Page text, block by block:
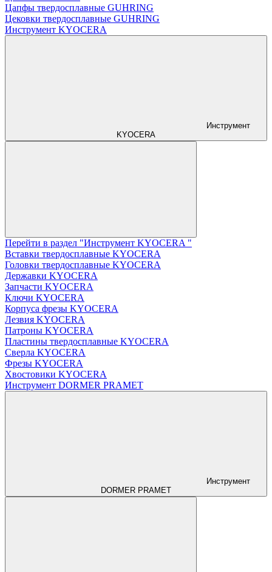
Цапфы твердосплавные GUHRING
Цековки твердосплавные GUHRING
Инструмент KYOCERA
Инструмент
KYOCERA
Перейти в раздел "Инструмент KYOCERA "
Вставки твердосплавные KYOCERA
Головки твердосплавные KYOCERA
Державки KYOCERA
Запчасти KYOCERA
Ключи KYOCERA
Корпуса фрезы KYOCERA
Лезвия KYOCERA
Патроны KYOCERA
Пластины твердосплавные KYOCERA
Сверла KYOCERA
Фрезы KYOCERA
Хвостовики KYOCERA
Инструмент DORMER PRAMET
Инструмент
DORMER PRAMET